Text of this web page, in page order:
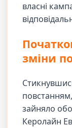
власні
зміни
зайняло
Керолайн